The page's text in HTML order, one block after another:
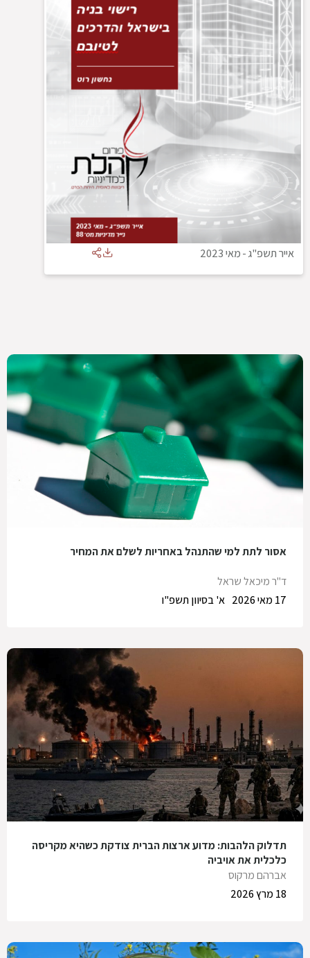
אייר תשפ"ג-מאי 2023
אסור לתת למי שהתנהל באחריות לשלם את המחיר
ד"ר מיכאל שראל
א' בסיוון תשפ"ו
17 מאי 2026
תדלוק הלהבות: מדוע ארצות הברית צודקת כשהיא מקריסה
כלכלית את אויביה
אברהם מרקוס
18 מרץ 2026